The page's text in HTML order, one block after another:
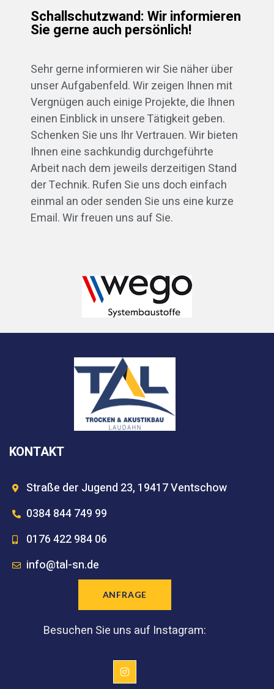
Schallschutzwand: Wir informieren
Sie gerne auch persönlich!
Sehr gerne informieren wir Sie näher über
unser Aufgabenfeld. Wir zeigen Ihnen mit
Vergnügen auch einige Projekte, die Ihnen
einen Einblick in unsere Tätigkeit geben.
Schenken Sie uns Ihr Vertrauen. Wir bieten
Ihnen eine sachkundig durchgeführte
Arbeit nach dem jeweils derzeitigen Stand
der Technik. Rufen Sie uns doch einfach
einmal an oder senden Sie uns eine kurze
Email. Wir freuen uns auf Sie.
KONTAKT
Straße der Jugend 23, 19417 Ventschow
0384 844 749 99
0176 422 984 06
info@tal-sn.de
ANFRAGE
Besuchen Sie uns auf Instagram: